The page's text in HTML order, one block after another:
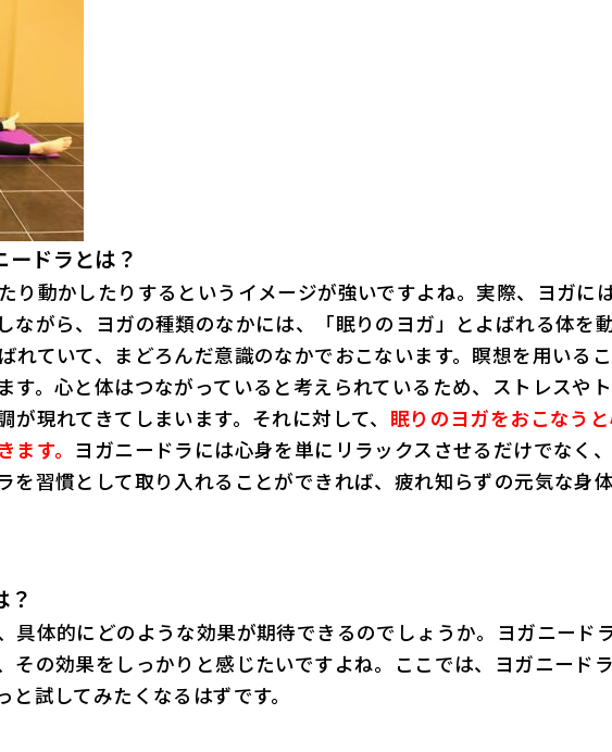
ドラとは？
り動かしたりするというイメージが強いですよね。実際、ヨガに
ながら、ヨガの種類のなかには、「眠りのヨガ」とよばれる体を
れていて、まどろんだ意識のなかでおこないます。瞑想を用いる
す。心と体はつながっていると考えられているため、ストレスや
現れてきてしまいます。それに対して、 眠りのヨガをおこなう
す。 ヨガニードラには心身を単にリラックスさせるだけでなく
を習慣として取り入れることができれば、疲れ知らずの元気な身
？
具体的にどのような効果が期待できるのでしょうか。ヨガニード
その効果をしっかりと感じたいですよね。ここでは、ヨガニード
試してみたくなるはずです。